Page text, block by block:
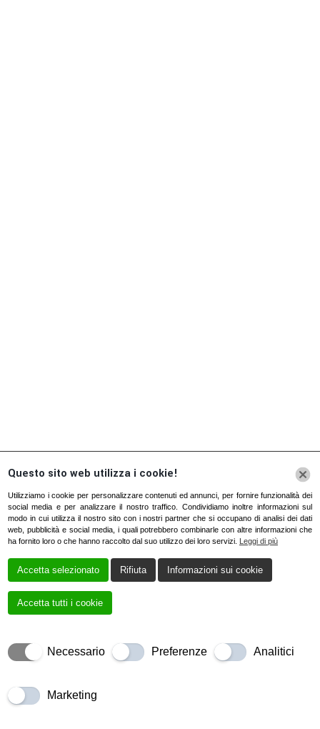
Questo sito web utilizza i cookie!
Utilizziamo i cookie per personalizzare contenuti ed annunci, per fornire funzionalità dei
social media e per analizzare il nostro traffico. Condividiamo inoltre informazioni sul
modo in cui utilizza il nostro sito con i nostri partner che si occupano di analisi dei dati
web, pubblicità e social media, i quali potrebbero combinarle con altre informazioni che
ha fornito loro o che hanno raccolto dal suo utilizzo dei loro servizi. Leggi di più
Accetta selezionato Rifiuta Informazioni sui cookie
Accetta tutti i cookie
Necessario Preferenze Analitici
Marketing